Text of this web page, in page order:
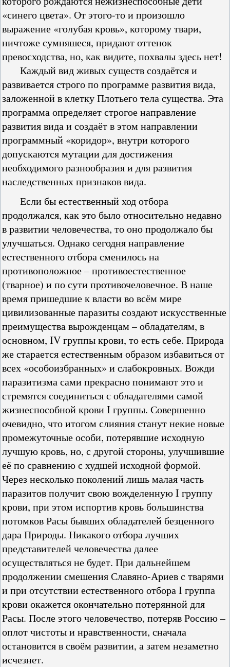
«синего цвета». От этого-то и произошло
выражение «голубая кровь», которому твари,
ничтоже сумняшеся, придают оттенок
превосходства, но, как видите, похвалы здесь нет!
Каждый вид живых существ создаётся и
развивается строго по программе развития вида,
заложенной в клетку Плотьего тела существа. Эта
программа определяет строгое направление
развития вида и создаёт в этом направлении
программный «коридор», внутри которого
допускаются мутации для достижения
необходимого разнообразия и для развития
наследственных признаков вида.
Если бы естественный ход отбора
продолжался, как это было относительно недавно
в развитии человечества, то оно продолжало бы
улучшаться. Однако сегодня направление
естественного отбора сменилось на
противоположное – противоестественное
(тварное) и по сути противочеловечное. В наше
время пришедшие к власти во всём мире
цивилизованные паразиты создают искусственные
преимущества вырожденцам – обладателям, в
основном, IV группы крови, то есть себе. Природа
же старается естественным образом избавиться от
всех «особоизбранных» и слабокровных. Вожди
паразитизма сами прекрасно понимают это и
стремятся соединиться с обладателями самой
жизнеспособной крови I группы. Совершенно
очевидно, что итогом слияния станут некие новые
промежуточные особи, потерявшие исходную
лучшую кровь, но, с другой стороны, улучшившие
её по сравнению с худшей исходной формой.
Через несколько поколений лишь малая часть
паразитов получит свою вожделенную I группу
крови, при этом испортив кровь большинства
потомков Расы бывших обладателей безценного
дара Природы. Никакого отбора лучших
представителей человечества далее
осуществляться не будет. При дальнейшем
продолжении смешения Славяно-Ариев с тварями
и при отсутствии естественного отбора I группа
крови окажется окончательно потерянной для
Расы. После этого человечество, потеряв Россию –
оплот чистоты и нравственности, сначала
остановится в своём развитии, а затем незаметно
исчезнет.